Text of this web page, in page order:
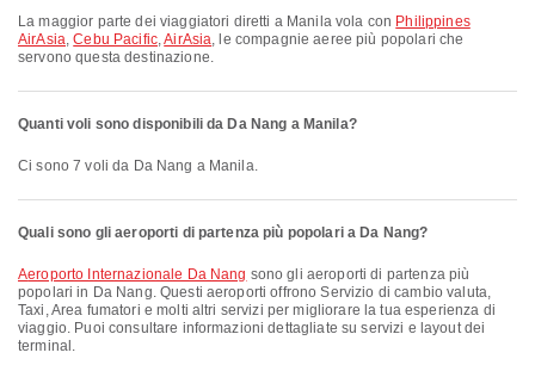
La maggior parte dei viaggiatori diretti a Manila vola con Philippines
AirAsia,Cebu Pacific,AirAsia, le compagnie aeree più popolari che
servono questa destinazione.
Quanti voli sono disponibili da Da Nang a Manila?
Ci sono 7 voli da Da Nang a Manila.
Quali sono gli aeroporti di partenza più popolari a Da Nang?
Aeroporto Internazionale Da Nang sono gli aeroporti di partenza più
popolari in Da Nang. Questi aeroporti offrono Servizio di cambio valuta,
Taxi, Area fumatori e molti altri servizi per migliorare la tua esperienza di
viaggio. Puoi consultare informazioni dettagliate su servizi e layout dei
terminal.